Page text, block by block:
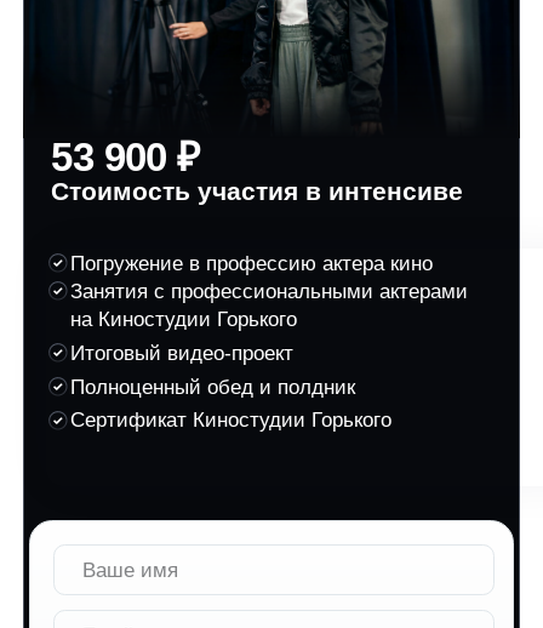
лет. Участники занимаются в возрастных группах:
7−10, 11−13 и 14−16 лет. Это помогает выстроить
занятия в комфортном темпе и с учетом возраста,
уровня подготовки и особенностей общения детей.
Что делать, если планы изменились?
Если планы поменялись, можно обсудить перенос
оплаты на другой интенсив. Также возможен возврат
средств по правилам программы — за вычетом уже